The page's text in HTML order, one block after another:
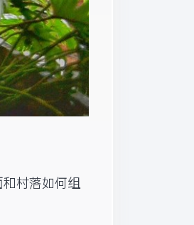
村落如何组